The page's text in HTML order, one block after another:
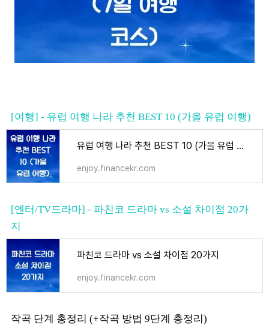
[여행] - 유럽 여행 나라 추천 BEST 10 (가을 유럽 여행)
유럽 여행 나라 추천 BEST 10 (가을 유럽 여행)
enjoy.financekr.com
[엔터/TV드라마] - 파친코 드라마 vs 소설 차이점 20가
지
파친코 드라마 vs 소설 차이점 20가지
enjoy.financekr.com
작곡 단계 총정리 (+작곡 방법 9단계 총정리)